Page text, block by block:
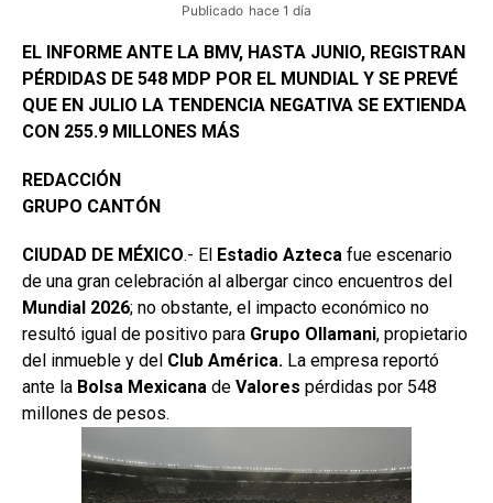
Publicado hace 1 día
EL INFORME ANTE LA BMV, HASTA JUNIO, REGISTRAN
PÉRDIDAS DE 548 MDP POR EL MUNDIAL Y SE PREVÉ
QUE EN JULIO LA TENDENCIA NEGATIVA SE EXTIENDA
CON 255.9 MILLONES MÁS
REDACCIÓN
GRUPO CANTÓN
CIUDAD DE MÉXICO.- El Estadio Azteca fue escenario
de una gran celebración al albergar cinco encuentros del
Mundial 2026; no obstante, el impacto económico no
resultó igual de positivo para Grupo Ollamani, propietario
del inmueble y del Club América. La empresa reportó
ante la Bolsa Mexicana de Valores pérdidas por 548
millones de pesos.